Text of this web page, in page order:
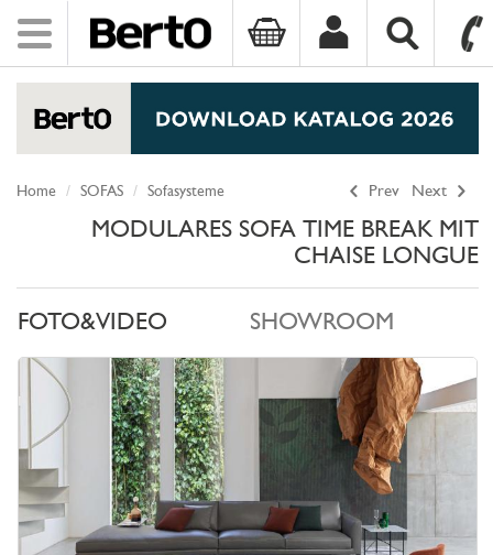
Toggle
navigation
Prev Next
Home SOFAS Sofasysteme
MODULARES SOFA TIME BREAK MIT
CHAISE LONGUE
FOTO&VIDEO SHOWROOM